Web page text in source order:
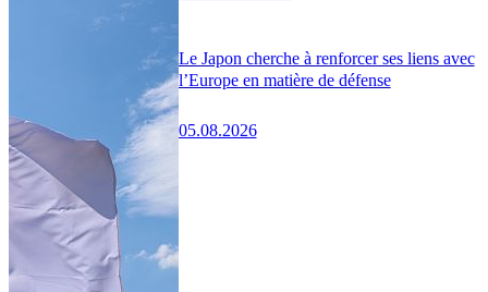
Le Japon cherche à renforcer ses liens avec
l’Europe en matière de défense
05.08.2026